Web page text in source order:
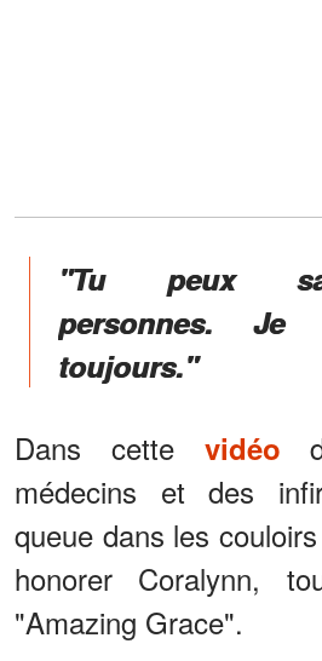
"Tu peux
personnes. Je
toujours."
Dans cette vidéo
médecins et des
queue dans les
honorer Coralynn,
"Amazing Grace".